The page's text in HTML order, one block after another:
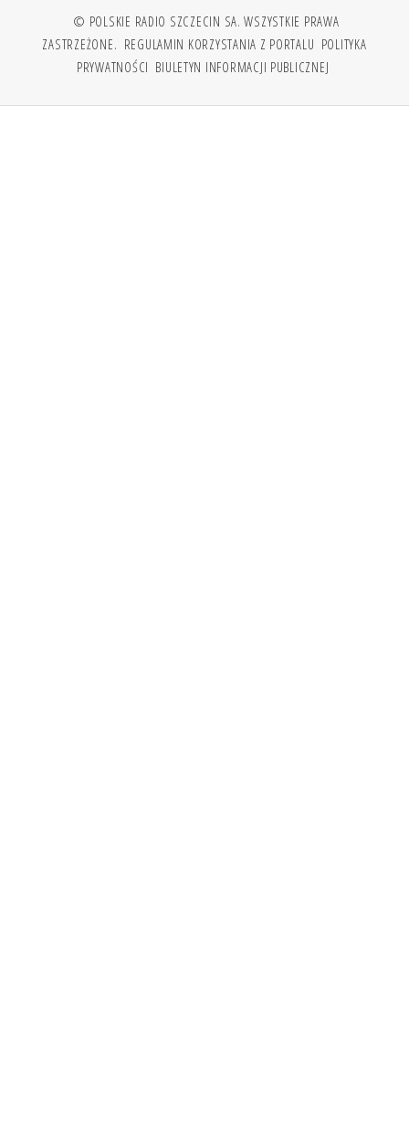
© POLSKIE RADIO SZCZECIN SA. WSZYSTKIE PRAWA
ZASTRZEŻONE. REGULAMIN KORZYSTANIA Z PORTALU POLITYKA
PRYWATNOŚCI BIULETYN INFORMACJI PUBLICZNEJ